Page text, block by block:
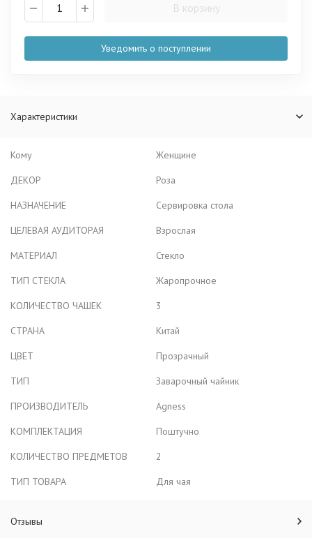
В корзину
Уведомить о поступлении
Характеристики
Кому
Женщине
ДЕКОР
Роза
НАЗНАЧЕНИЕ
Сервировка стола
ЦЕЛЕВАЯ АУДИТОРАЯ
Взрослая
МАТЕРИАЛ
Стекло
ТИП СТЕКЛА
Жаропрочное
КОЛИЧЕСТВО ЧАШЕК
3
СТРАНА
Китай
ЦВЕТ
Прозрачный
ТИП
Заварочный чайник
ПРОИЗВОДИТЕЛЬ
Agness
КОМПЛЕКТАЦИЯ
Поштучно
КОЛИЧЕСТВО ПРЕДМЕТОВ
2
ТИП ТОВАРА
Для чая
Отзывы